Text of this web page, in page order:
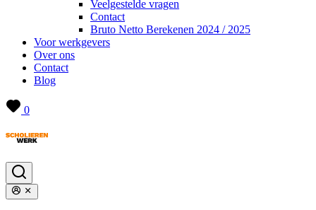
Veelgestelde vragen
Contact
Bruto Netto Berekenen 2024 / 2025
Voor werkgevers
Over ons
Contact
Blog
0